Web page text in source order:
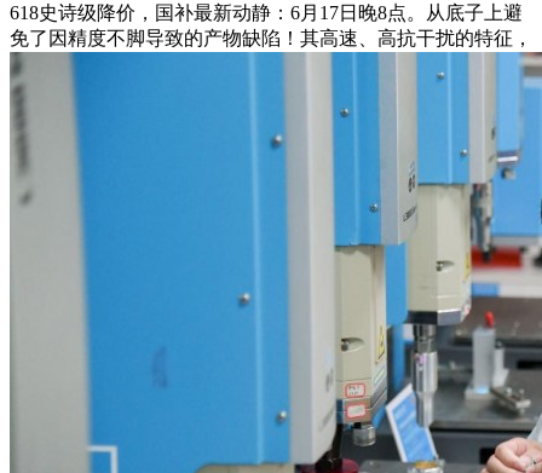
618史诗级降价，国补最新动静：6月17日晚8点。从底子上避
免了因精度不脚导致的产物缺陷！其高速、高抗干扰的特征，